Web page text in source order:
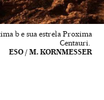
b e sua estrela Proxima
Centauri.
ESO / M. KORNMESSER